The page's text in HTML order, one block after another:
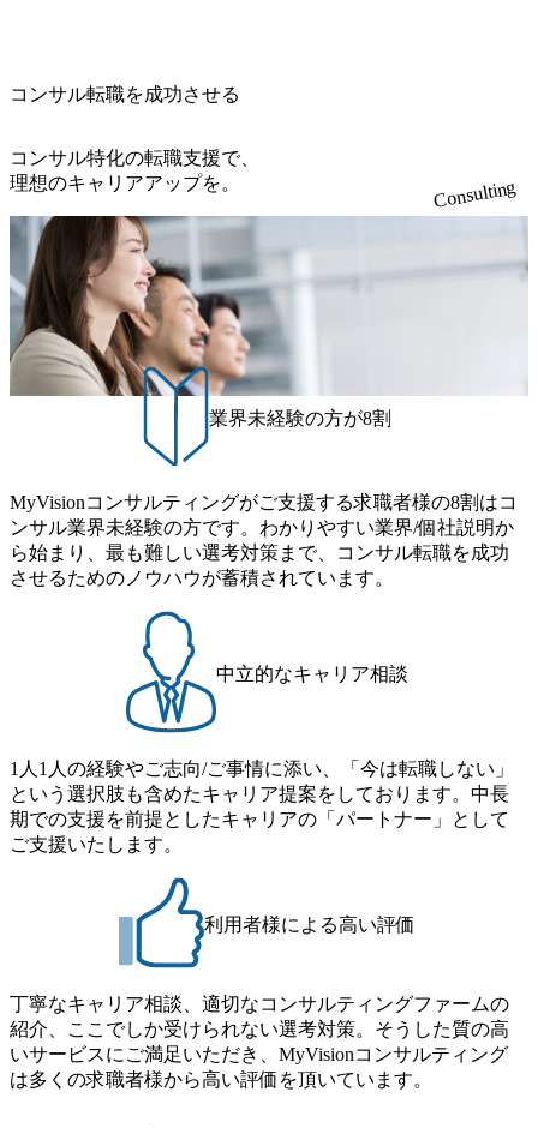
ルティング領域)から参画いただきます。 課題選定から顧客
だきます。 アジャイル開発を通じて顧客の要望や提案を柔
軟に取り入れながら改善サイクルを回すため、ご自身の提
案がサービスに直接反映されやすく、高い貢献度を実感で
きます。 ● 勤務地 東京都渋谷区渋谷3丁目6-7 渋谷金王タワ
ー 事業所内禁煙(入居する施設に喫煙専用室あり) ・就業規
則により就業時間内の喫煙を全面的に禁止 ・禁煙サポート
制度あり オンライン ● 必須要件 以下いずれかのご経験をお
持ちの方 ・システム・ソフトウェア開発経験3年以上 ・要
件定義～基本設計など上流経験2年以上 ・PMO経験2年以上
● 歓迎要件 ・要件定義から詳細設計までのいずれかの上流
工程の経験 ・サブリーダー以上のマネジメント経験 ・お客
様との折衝経験、交渉経験 ・組織課題に対して主体的に業
務改善に取り組まれたご経験 ・アジャイル/スクラムへの興
で主体的に動ける方 ・年齢にこだわらず、アドバイスを素
直に受け取れる方 ・推進力のある方
職率も21.8%（2023年12月時点）とフレキシブルな働き方を
③12時開始 2026年8月10日(月) 16:00 各回50分程度を想定 オ
ンライン 書類選考通過者
ンサルティング会社となり、今後も成長性が大きくみられ
社時に10日間の間みっちりとコンサルの基礎を支援)を魅力
に感じ、他Big4ではなくアビームを選ぶ方も多数 アビーム
といえばSAPをはじめとしたシステム、とイメージされる
こともあるが実態としては経営戦略策定や新規事業立案な
どのトップラインを上げるための戦略案件も多く存在 特に
スポーツ&エンターテイメント領域ではBig4に先んじて注力
し、業界内で大きな存在感を誇る 社員の多様化する生活ス
タイルやライフイベントに対応した働きやすい職場環境を
実現するため、さまざまなサポート制度を導入している 多
文化理解や女性の活躍推進などの取り組み、また、フレッ
クス制度やフリーロケーション制度、フルリモート制度な
どの多様な働き方をサポートする制度が整備されている 202
6年8月23日(日) 9:00～18:00終了 2026年8月12日(水) 16:00 202
6年8月23日(日)にSustainable SCM SU 1day選考会を開催いた
します。 当SUは「GlobalでのSCM構築」や「物流・調達コ
ストの構造改革」といった伝統的なテーマに留まらずクラ
イアントがこれから取組むべき「グリーントランスフォー
った社会課題やテーマに対して、グローバル知見と最新の
事例などを基に企業の構造改革と社会価値の創造の取り組
みを行うプロフェッショナルチームです。 今回1day選考対
象となるポジションは下記となります。 ・コンサルタント
(調達改革・設備O&M)【SCS SU】 ・コンサルタント(ECM/
流改革/需給プロセス改革)【SSC SU】 ・SCM/ECMデータ・
プロセス分析・AI活用_Sustainable SCM Strategy Unit(Strategy
Consultant職)≪東京・大阪≫ ・コンサルタント(SCS SUオー
プンポジション)【SCS SU】 ※当日は全体での会社説明な
どはなく、個別選考のみの実施を予定しています ※1名あた
りの拘束時間は1時間～最大2時間半程度を想定しています
※1次面接と最終面接の間をなるべく空けないよう調整して
おりますが、調整が叶わないケースもございます オンライ
ン 書類選考通過者
外オフィスへのトランスファー制度などが充実している。
東京オフィスに来るグローバルメンバーも多く、グローバ
れており、これまで多くのNPO・NGOなどの非営利団体に
無償でコンサルティングを提供している。 2026年8月29日
(土) の対面Kick-offイベントを皮切りに1か月程度のプログラ
ム ※初回プログラム : 8月29日(土)10:00～13:30 2026年8月12
日(水) 16:00 Bain & Company Tokyoでは、「Tokyo Be Bold Pr
ogram (女性候補者向け選考支援プログラム)」を実施いたし
ます。クライアントに斬新なソリューションを提供し、複
雑な経営課題を解決するために、チームのダイバーシティ
は欠かせません。是非、ユニークな視点と高い志を持つ女
性の皆様に多数ご参画頂きたいと考え、プログラムを開催
性はどのように活躍をしているのか」、「ケース面接の経
験がなく対策の仕方が知りたい」などのお声をたくさんい
食事などのカジュアルな交流、実際のプロジェクトのケー
ススタディ、1対1の模擬面接等、複数のセッションを約1か
月の期間に渡り行い、選考にご参加いただきます。コンサ
ルタント未経験の方でも、戦略コンサルタントの具体的な
仕事内容からお話をさせていただきますので、戦略コンサ
ルティングにご興味をお持ちの方は、この機会にぜひご応
にはWebテストを8月20日までに受験いただきます ・8月21
日までにプログラム参加者をご案内します ・初回プログラ
ム : 8月29日(土)10:00～13:30 @ベイン東京オフィス(六本木)
・プログラム期間中はコンサルタントとの食事会、プロジ
ェクトのご紹介、ケースワークショップなどを実施します
・10月17日(土)開催の選考会にて採用面接を実施する予定で
す ※ご都合が合わない方は別途調整いたします 初回プロ
ラインまたはオフラインの実施 ※東京オフィスのみのご応
募となります。他オフィス希望を含めたご応募はお受けい
たしかねますのでご了承ください ● フルタイムでの職務経
歴を2年以上お持ちの方で、東京オフィスのコンサルタント
ポジションに応募意思がある方 ● 英語・日本語ともにビジ
ネスレベルの方 ※日本語が母国語でない方は日本語能力
試験N1またはそれ相当の上級レベルの日本語力(会話・読解
力)
コンサル転職を成功させる
コンサル特化の転職支援で、
理想のキャリアアップを。
Consulting
業界未経験の方が8割
MyVisionコンサルティングがご支援する求職者様の8割はコ
ンサル業界未経験の方です。わかりやすい業界/個社説明か
ら始まり、最も難しい選考対策まで、コンサル転職を成功
させるためのノウハウが蓄積されています。
中立的なキャリア相談
1人1人の経験やご志向/ご事情に添い、「今は転職しない」
という選択肢も含めたキャリア提案をしております。中長
期での支援を前提としたキャリアの「パートナー」として
ご支援いたします。
利用者様による高い評価
丁寧なキャリア相談、適切なコンサルティングファームの
紹介、ここでしか受けられない選考対策。そうした質の高
いサービスにご満足いただき、MyVisionコンサルティング
は多くの求職者様から高い評価を頂いています。